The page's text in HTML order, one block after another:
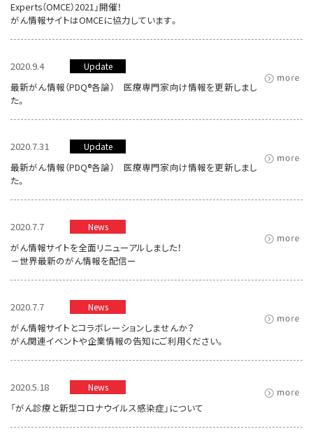
Experts（OMCE）2021」開催！
がん情報サイトはOMCEに協力しています。
2020.9.4 Update
最新がん情報（PDQ®各論） 医療専門家向け情報を更新しまし
た。
2020.7.31 Update
最新がん情報（PDQ®各論） 医療専門家向け情報を更新しまし
た。
2020.7.7 News
がん情報サイトを全面リニューアルしました！
－世界最新のがん情報を配信ー
2020.7.7 News
がん情報サイトとコラボレーションしませんか？
がん関連イベントや企業情報の告知にご利用ください。
2020.5.18 News
「がん診療と新型コロナウイルス感染症」について